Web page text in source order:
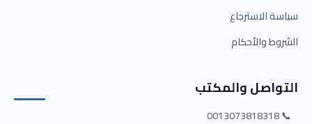
سياسة الاسترجاع
الشروط والأحكام
التواصل والمكتب
📞 0013073818318